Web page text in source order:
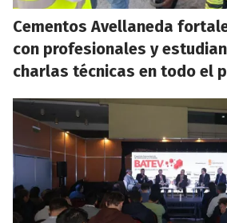
Cementos Avellaneda
con profesionales y
charlas técnicas en todo el